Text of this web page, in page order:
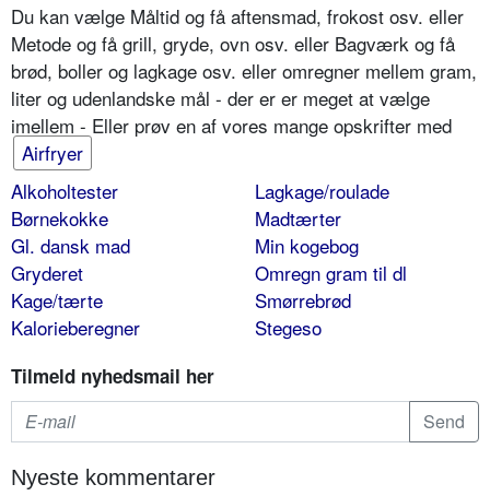
Du kan vælge Måltid og få aftensmad, frokost osv. eller
Metode og få grill, gryde, ovn osv. eller Bagværk og få
brød, boller og lagkage osv. eller omregner mellem gram,
liter og udenlandske mål - der er er meget at vælge
imellem - Eller prøv en af vores mange opskrifter med
Airfryer
Alkoholtester
Børnekokke
Gl. dansk mad
Gryderet
Kage/tærte
Kalorieberegner
Lagkage/roulade
Madtærter
Min kogebog
Omregn gram til dl
Smørrebrød
Stegeso
Tilmeld nyhedsmail her
Nyeste kommentarer